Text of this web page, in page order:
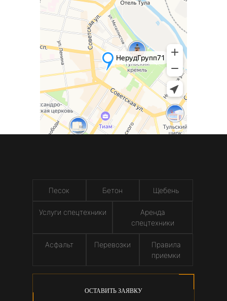
Песок Бетон Щебень
Услуги спецтехники
Аренда
спецтехники
Асфальт Перевозки
Правила
приемки
ОСТАВИТЬ ЗАЯВКУ